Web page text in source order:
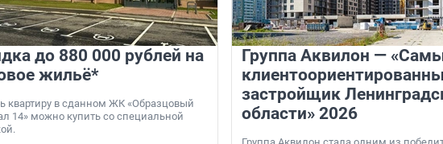
до 880 000 рублей на
жильё*
квартиру в сданном ЖК «Образцовый
14» можно купить со специальной
Группа Аквилон —
застройщик
области» 2026